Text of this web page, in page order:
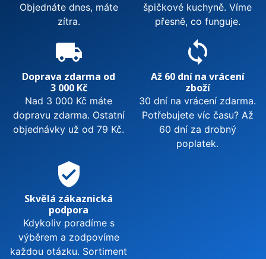
Objednáte dnes, máte
zítra.
špičkové kuchyně. Víme
přesně, co funguje.
local_shipping
Doprava zdarma od
3 000 Kč
Nad 3 000 Kč máte
dopravu zdarma. Ostatní
objednávky už od 79 Kč.
sync
Až 60 dní na vrácení
zboží
30 dní na vrácení zdarma.
Potřebujete víc času? Až
60 dní za drobný
poplatek.
verified_user
Skvělá zákaznická
podpora
Kdykoliv poradíme s
výběrem a zodpovíme
každou otázku. Sortiment